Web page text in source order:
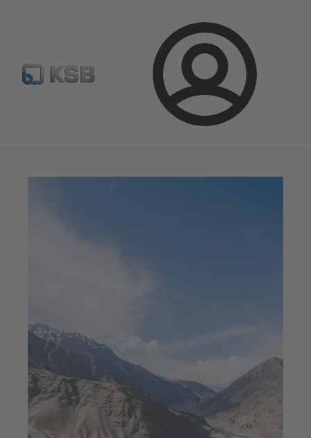
Connexion
Sélectionner pompes & vannes standards Configurer un